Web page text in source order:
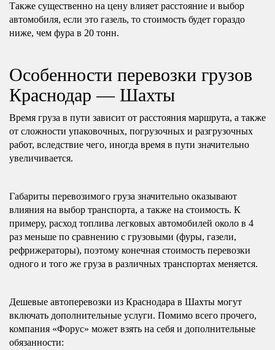
Также существенно на цену влияет расстояние и выбор
автомобиля, если это газель, то стоимость будет гораздо
ниже, чем фура в 20 тонн.
Особенности перевозки грузов
Краснодар — Шахты
Время груза в пути зависит от расстояния маршрута, а также
от сложности упаковочных, погрузочных и разгрузочных
работ, вследствие чего, иногда время в пути значительно
увеличивается.
Габариты перевозимого груза значительно оказывают
влияния на выбор транспорта, а также на стоимость. К
примеру, расход топлива легковых автомобилей около в 4
раз меньше по сравнению с грузовыми (фуры, газели,
рефрижераторы), поэтому конечная стоимость перевозки
одного и того же груза в различных транспортах меняется.
Дешевые автоперевозки из Краснодара в Шахты могут
включать дополнительные услуги. Помимо всего прочего,
компания «Форус» может взять на себя и дополнительные
обязанности: